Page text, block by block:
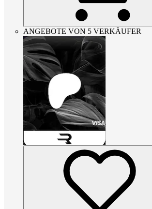
ANGEBOTE VON 5 VERKÄUFER